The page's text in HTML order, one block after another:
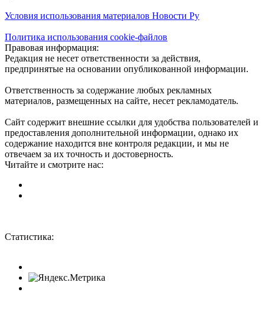
Условия использования материалов Новости Ру
Политика использования cookie-файлов
Правовая информация:
Редакция не несет ответственности за действия,
предпринятые на основании опубликованной информации.
Ответственность за содержание любых рекламных
материалов, размещенных на сайте, несет рекламодатель.
Сайт содержит внешние ссылки для удобства пользователей и
предоставления дополнительной информации, однако их
содержание находится вне контроля редакции, и мы не
отвечаем за их точность и достоверность.
Читайте и смотрите нас:
Статистика: